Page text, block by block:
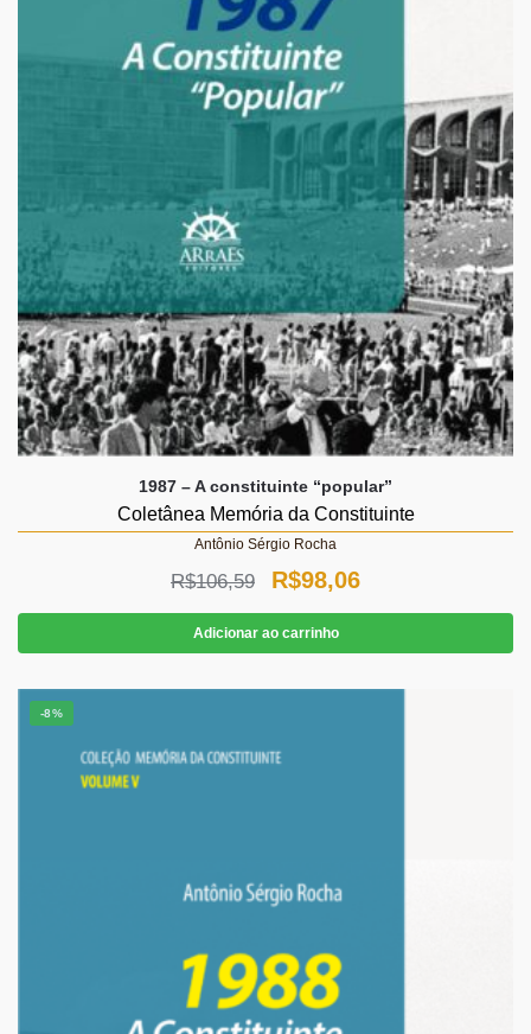
1987 – A constituinte “popular”
Coletânea Memória da Constituinte
Antônio Sérgio Rocha
R$106,59
O
preço
original
era:
R$98,06O
preço
atual
é:
Adicionar ao carrinho
-8%